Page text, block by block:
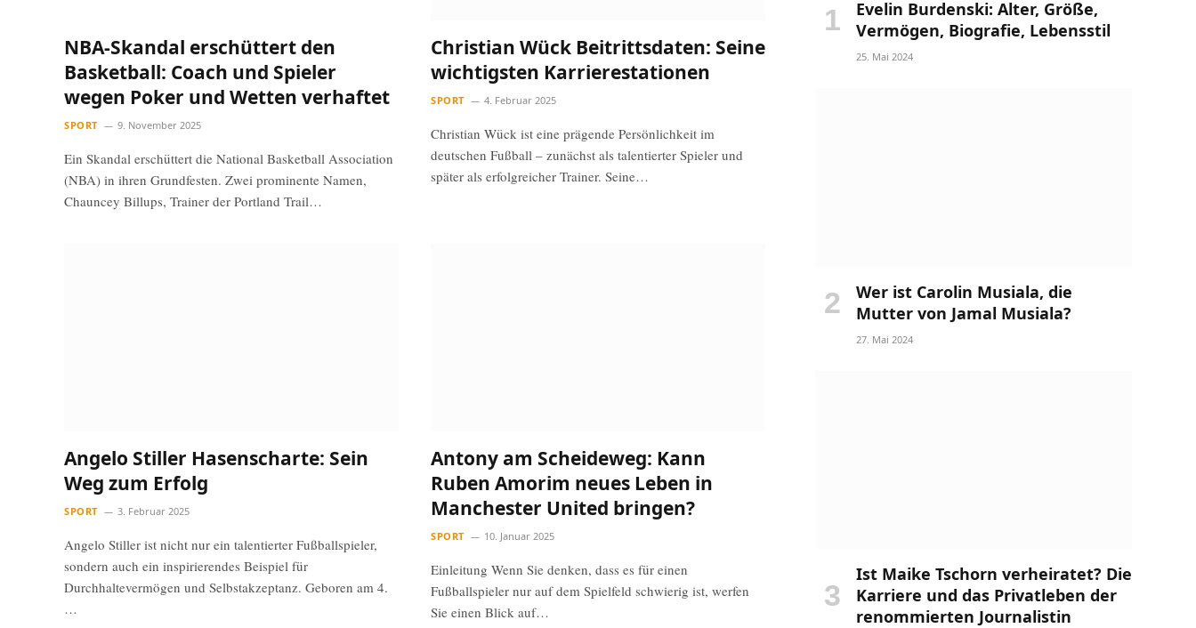
NBA-Skandal erschüttert den
Basketball: Coach und Spieler
wegen Poker und Wetten verhaftet
SPORT 9. November 2025
Ein Skandal erschüttert die National Basketball Association
(NBA) in ihren Grundfesten. Zwei prominente Namen,
Chauncey Billups, Trainer der Portland Trail…
Christian Wück Beitrittsdaten: Seine
wichtigsten Karrierestationen
SPORT 4. Februar 2025
Christian Wück ist eine prägende Persönlichkeit im
deutschen Fußball – zunächst als talentierter Spieler und
später als erfolgreicher Trainer. Seine…
Angelo Stiller Hasenscharte: Sein
Weg zum Erfolg
SPORT 3. Februar 2025
Angelo Stiller ist nicht nur ein talentierter Fußballspieler,
sondern auch ein inspirierendes Beispiel für
Durchhaltevermögen und Selbstakzeptanz. Geboren am 4.
…
Antony am Scheideweg: Kann
Ruben Amorim neues Leben in
Manchester United bringen?
SPORT 10. Januar 2025
Einleitung Wenn Sie denken, dass es für einen
Fußballspieler nur auf dem Spielfeld schwierig ist, werfen
Sie einen Blick auf…
Evelin Burdenski: Alter, Größe,
Vermögen, Biografie, Lebensstil
25. Mai 2024
Wer ist Carolin Musiala, die
Mutter von Jamal Musiala?
27. Mai 2024
Ist Maike Tschorn verheiratet? Die
Karriere und das Privatleben der
renommierten Journalistin